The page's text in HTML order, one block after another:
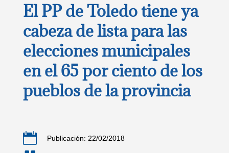
El PP de Toledo tiene ya
cabeza de lista para las
elecciones municipales
en el 65 por ciento de los
pueblos de la provincia
 Publicación: 22/02/2018